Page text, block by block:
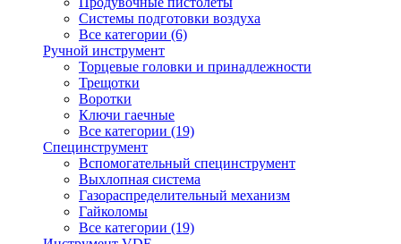
Системы подготовки воздуха
Все категории (6)
Ручной инструмент
Торцевые головки и принадлежности
Трещотки
Воротки
Ключи гаечные
Все категории (19)
Специнструмент
Вспомогательный специнструмент
Выхлопная система
Газораспределительный механизм
Гайколомы
Все категории (19)